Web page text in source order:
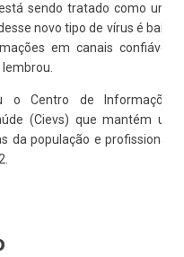
sendo tratado como uma
novo tipo de vírus é baixa
em canais confiáveis
o Centro de Informações
(Cievs) que mantém um
da população e profissionais